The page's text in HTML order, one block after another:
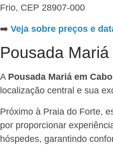
Frio, CEP 28907-000
➡️ Veja sobre preços e
Pousada
A Pousada Mariá em
localização central e sua
Próximo à Praia do Forte,
por proporcionar
hóspedes, garantindo